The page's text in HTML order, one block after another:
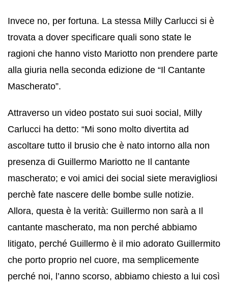
Invece no, per fortuna. La stessa Milly Carlucci si è
trovata a dover specificare quali sono state le
ragioni che hanno visto Mariotto non prendere parte
alla giuria nella seconda edizione de “Il Cantante
Mascherato”.
Attraverso un video postato sui suoi social, Milly
Carlucci ha detto: “Mi sono molto divertita ad
ascoltare tutto il brusio che è nato intorno alla non
presenza di Guillermo Mariotto ne Il cantante
mascherato; e voi amici dei social siete meravigliosi
perchè fate nascere delle bombe sulle notizie.
Allora, questa è la verità: Guillermo non sarà a Il
cantante mascherato, ma non perché abbiamo
litigato, perché Guillermo è il mio adorato Guillermito
che porto proprio nel cuore, ma semplicemente
perché noi, l’anno scorso, abbiamo chiesto a lui così